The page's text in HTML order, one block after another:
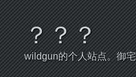
？？？
wildgun的个人站点。御